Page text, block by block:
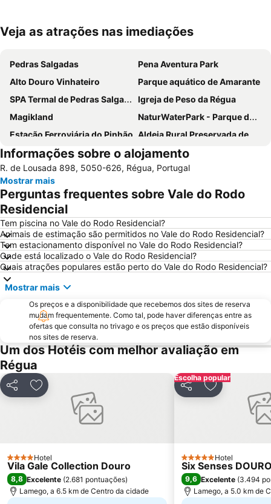
Ampliar mapa
Veja as atrações nas imediações
Pedras Salgadas
Pena Aventura Park
Alto Douro Vinhateiro
Parque aquático de Amarante
SPA Termal de Pedras Salgadas
Igreja de Peso da Régua
Magikland
NaturWaterPark - Parque de Diversões do Douro
Estação Ferroviária do Pinhão Aldeia Rural Preservada de Quintandona
Aquático de Fafe
Azurara Parque Aventura
Estação Ferroviária de Régua
Igreja Matriz da Lixa
Ponte e Torre de Ucanha
Aldeia da Pena
Cascata de Fisgas de Ermelo
Estádio da Mata Real
Castelo de Lamego
Paróquia São Miguel das Caldas de Vizela
Núcleo Ferroviário de Arco de Baúlhe
Mosteiro de São Pedro de Cête
Nossa Senhora do Carmo da Penha
Vila da Longra
Santuário de Nossa Senhora da Graça
Praia Fluvial da Folgosa
Solar do Vinho do Porto
Praia Fluvial de Fornelos
Praia de Cepães
Aeródromo de Vila Real
Dolce Vita Douro
Caldas de Carlão
Miradouro de São Leonardo da Galafura
Igreja de São Paulo ou Capela Nova
Igreja de São Pedro de Ferreira
Aldeia de Vila Maior
Igreja Matriz do Divino Salvador
Informações sobre o alojamento
R. de Lousada 898, 5050-626, Régua, Portugal
Mostrar mais
Perguntas frequentes sobre Vale do Rodo
Residencial
Tem piscina no Vale do Rodo Residencial?
Animais de estimação são permitidos no Vale do Rodo Residencial?
Tem estacionamento disponível no Vale do Rodo Residencial?
Onde está localizado o Vale do Rodo Residencial?
Quais atrações populares estão perto do Vale do Rodo Residencial?
Mostrar mais
Os preços e a disponibilidade que recebemos dos sites de reserva
mudam frequentemente. Como tal, pode haver diferenças entre as
ofertas que consulta no trivago e os preços que estão disponíveis
nos sites de reserva.
Um dos Hotéis com melhor avaliação em
Régua
PartilharAdicionar aos favoritos
4 Estrelas
Hotel
Vila Gale Collection Douro
8,8 Excelente (2.681 pontuações)
Lamego, a 6.5 km de Centro da cidade
Escolha popular
PartilharAdicionar
5 EstrelasHotel
Six Senses
9,6 Excelente (3.494
Lamego, a 5.0 km de